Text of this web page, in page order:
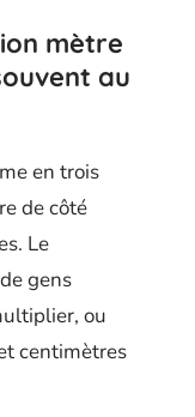
mètre
au
en trois
de côté
Le
gens
ou
centimètres